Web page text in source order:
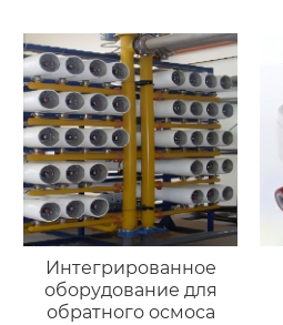
Интегрированное
оборудование для
обратного осмоса